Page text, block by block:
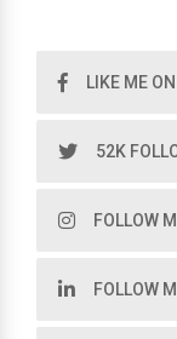
LIKE ME ON
52K
FOLLOW
FOLLOW